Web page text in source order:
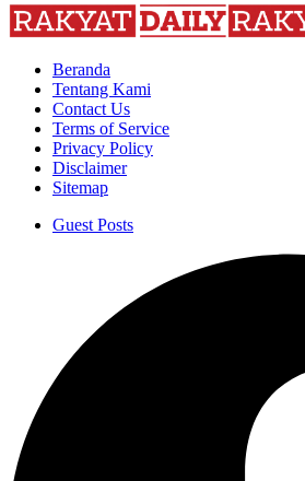
Beranda
Tentang Kami
Contact Us
Terms of Service
Privacy Policy
Disclaimer
Sitemap
Guest Posts